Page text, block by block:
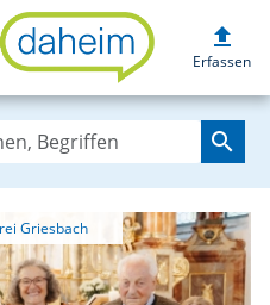
upload
Erfassen
search
Pfarrei Griesbach